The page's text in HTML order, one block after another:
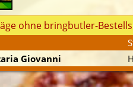
ohne bringbutler-
Giovanni